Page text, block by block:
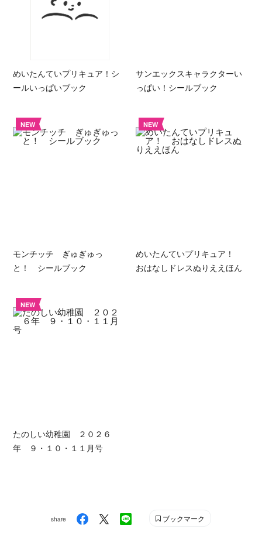
めいたんていプリキュア！シ
ールいっぱいブック
サンエックスキャラクターい
っぱい！シールブック
NEW
モンチッチ ぎゅぎゅっ
と！ シールブック
NEW
めいたんていプリキュア！
おはなしドレスぬりええほん
NEW
たのしい幼稚園 ２０２６
年 ９・１０・１１月号
share ブックマーク